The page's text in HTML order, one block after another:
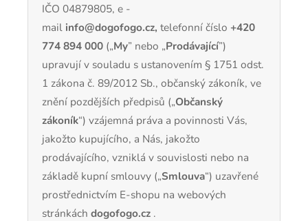
IČO 04879805, e -
mail info@dogofogo.cz, telefonní číslo +420
774 894 000 („My” nebo „Prodávající”)
upravují v souladu s ustanovením § 1751 odst.
1 zákona č. 89/2012 Sb., občanský zákoník, ve
znění pozdějších předpisů („Občanský
zákoník“) vzájemná práva a povinnosti Vás,
jakožto kupujícího, a Nás, jakožto
prodávajícího, vzniklá v souvislosti nebo na
základě kupní smlouvy („Smlouva“) uzavřené
prostřednictvím E-shopu na webových
stránkách dogofogo.cz .